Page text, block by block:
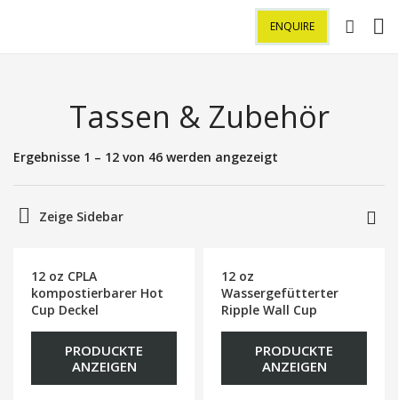
ENQUIRE
Tassen & Zubehör
Ergebnisse 1 – 12 von 46 werden angezeigt
Zeige Sidebar
12 oz CPLA
kompostierbarer Hot
Cup Deckel
PRODUCKTE
ANZEIGEN
12 oz
Wassergefütterter
Ripple Wall Cup
PRODUCKTE
ANZEIGEN